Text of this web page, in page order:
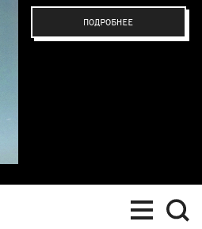
ПОДРОБНЕЕ